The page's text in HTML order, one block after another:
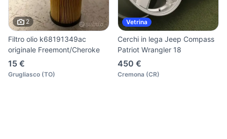
2
Filtro olio k68191349ac
originale Freemont/Cheroke
15 €
Grugliasco (TO)
Vetrina
Cerchi in lega Jeep Compass
Patriot Wrangler 18
450 €
Cremona (CR)